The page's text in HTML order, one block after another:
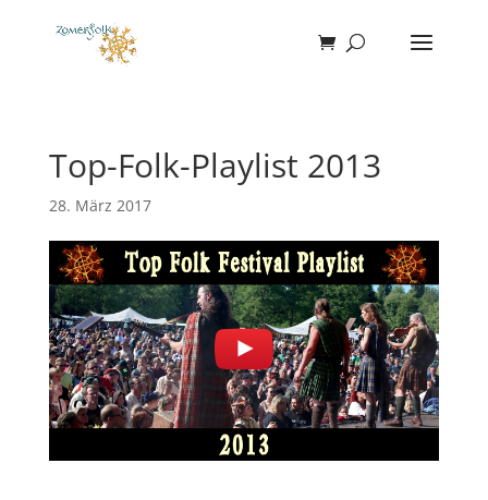
Top-Folk-Playlist 2013
28. März 2017